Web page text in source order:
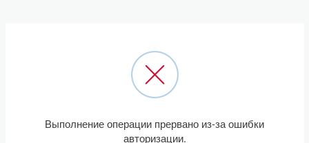
Выполнение операции прервано из-за ошибки
авторизации.